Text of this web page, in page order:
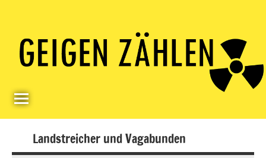
contentGeigerzähler
Landstreicher und Vagabunden